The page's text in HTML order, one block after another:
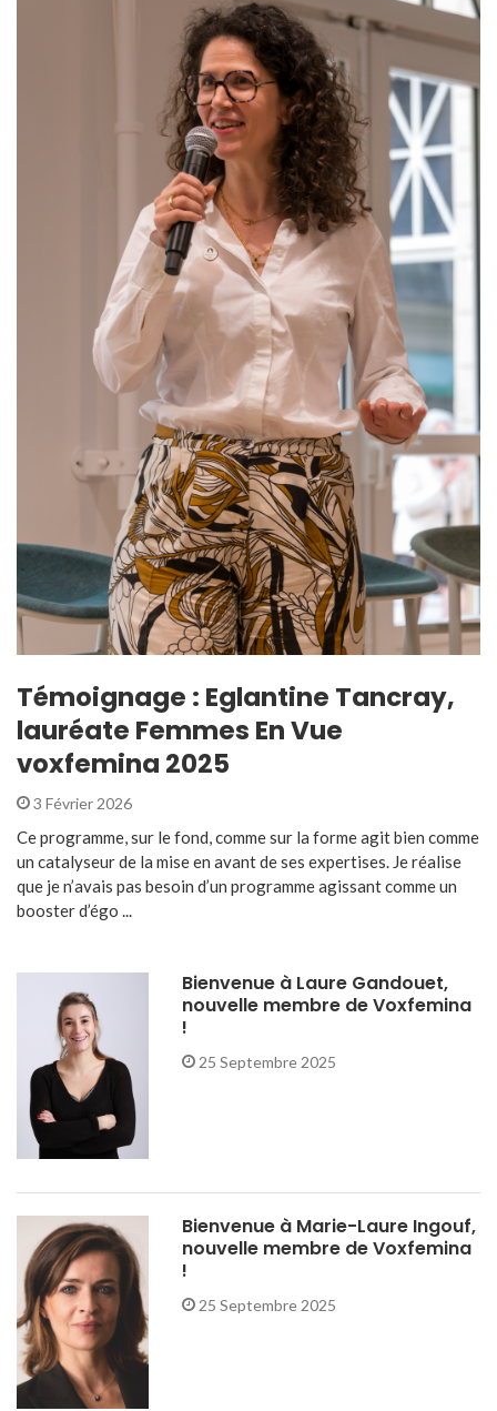
Témoignage : Eglantine Tancray,
lauréate Femmes En Vue
voxfemina 2025
3 Février 2026
Ce programme, sur le fond, comme sur la forme agit bien comme
un catalyseur de la mise en avant de ses expertises. Je réalise
que je n’avais pas besoin d’un programme agissant comme un
booster d’égo ...
Bienvenue à Laure Gandouet,
nouvelle membre de Voxfemina
!
25 Septembre 2025
Bienvenue à Marie-Laure Ingouf,
nouvelle membre de Voxfemina
!
25 Septembre 2025